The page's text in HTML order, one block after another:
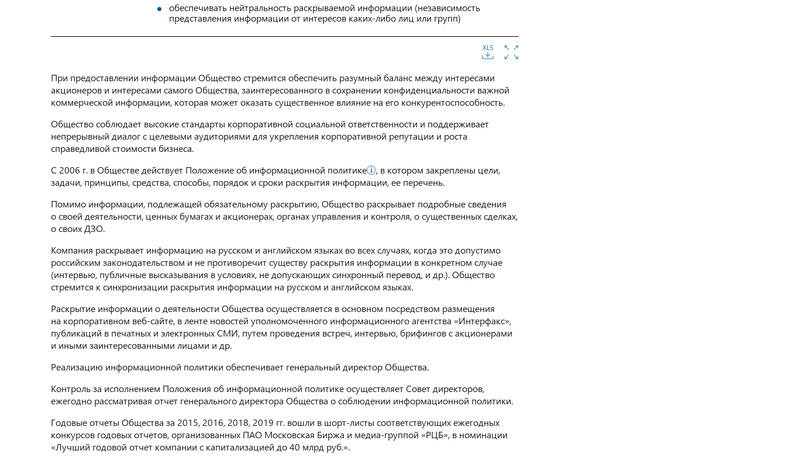
обеспечивать нейтральность раскрываемой информации (независимость
представления информации от интересов каких-либо лиц или групп)
При предоставлении информации Общество стремится обеспечить разумный баланс между интересами
акционеров и интересами самого Общества, заинтересованного в сохранении конфиденциальности важной
коммерческой информации, которая может оказать существенное влияние на его конкурентоспособность.
Общество соблюдает высокие стандарты корпоративной социальной ответственности и поддерживает
непрерывный диалог с целевыми аудиториями для укрепления корпоративной репутации и роста
справедливой стоимости бизнеса.
С 2006 г. в Обществе действует Положение об информационной политике
, в котором закреплены цели,
задачи, принципы, средства, способы, порядок и сроки раскрытия информации, ее перечень.
Помимо информации, подлежащей обязательному раскрытию, Общество раскрывает подробные сведения
о своей деятельности, ценных бумагах и акционерах, органах управления и контроля, о существенных сделках,
о своих ДЗО.
Компания раскрывает информацию на русском и английском языках во всех случаях, когда это допустимо
российским законодательством и не противоречит существу раскрытия информации в конкретном случае
(интервью, публичные высказывания в условиях, не допускающих синхронный перевод, и др.). Общество
стремится к синхронизации раскрытия информации на русском и английском языках.
Раскрытие информации о деятельности Общества осуществляется в основном посредством размещения
на корпоративном веб-сайте, в ленте новостей уполномоченного информационного агентства «Интерфакс»,
публикаций в печатных и электронных СМИ, путем проведения встреч, интервью, брифингов с акционерами
и иными заинтересованными лицами и др.
Реализацию информационной политики обеспечивает генеральный директор Общества.
Контроль за исполнением Положения об информационной политике осуществляет Совет директоров,
ежегодно рассматривая отчет генерального директора Общества о соблюдении информационной политики.
Годовые отчеты Общества за 2015, 2016, 2018, 2019 гг. вошли в шорт-листы соответствующих ежегодных
конкурсов годовых отчетов, организованных ПАО Московская Биржа и медиа-группой «РЦБ», в номинации
«Лучший годовой отчет компании с капитализацией до 40 млрд руб.».